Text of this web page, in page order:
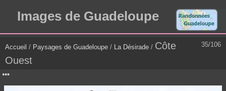
Images de Guadeloupe
35/106
Accueil / Paysages de Guadeloupe / La Désirade / Côte
Ouest